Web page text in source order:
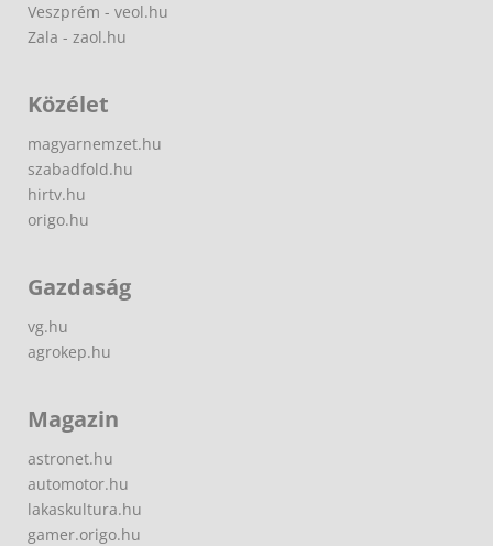
Veszprém - veol.hu
Zala - zaol.hu
Közélet
magyarnemzet.hu
szabadfold.hu
hirtv.hu
origo.hu
Gazdaság
vg.hu
agrokep.hu
Magazin
astronet.hu
automotor.hu
lakaskultura.hu
gamer.origo.hu